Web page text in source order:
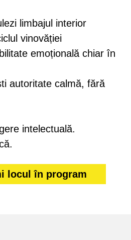
limbajul interior
vinovăției
emoțională chiar în
autoritate calmă, fără
intelectuală.
locul în program